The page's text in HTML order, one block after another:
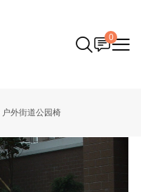
0
户外街道公园椅